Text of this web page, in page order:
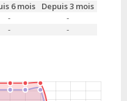
6 mois
Depuis 3 mois
-
-
- -